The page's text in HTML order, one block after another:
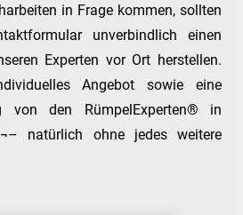
in Frage kommen, sollten
unverbindlich einen
Experten vor Ort herstellen.
Angebot sowie eine
von den RümpelExperten® in
¬– natürlich ohne jedes weitere